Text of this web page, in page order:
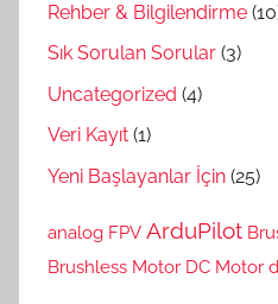
Rehber & Bilgilendirme
Sık Sorulan Sorular (3)
Uncategorized (4)
Veri Kayıt (1)
Yeni Başlayanlar İçin (25)
analog FPV ArduPilot
Brushless Motor DC Motor